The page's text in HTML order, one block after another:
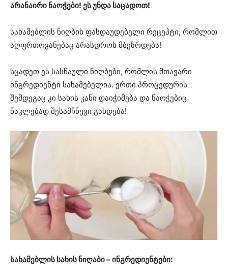
არანაირი ნაოჭები! ეს უნდა საცადოთ!
სახამებლის ნიღბის ფასდაუდებელი რეცეპტი, რომლით
აღფრთოვანებაც არასდროს მბეზრდება!
სცადეთ ეს სასწაული ნიღბები, რომლის მთავარი
ინგრედიენტი სახამებელია. ერთი პროცედურის
შემდეგაც კი სახის კანი დაიჭიმება და ნაოჭებიც
ნაკლებად შესამჩნევი გახდება!
სახამებლის სახის ნიღაბი – ინგრედიენტები: